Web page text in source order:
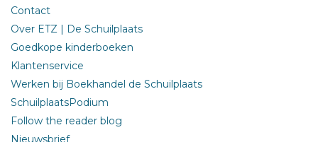
Contact
Over ETZ | De Schuilplaats
Goedkope kinderboeken
Klantenservice
Werken bij Boekhandel de Schuilplaats
SchuilplaatsPodium
Follow the reader blog
Nieuwsbrief